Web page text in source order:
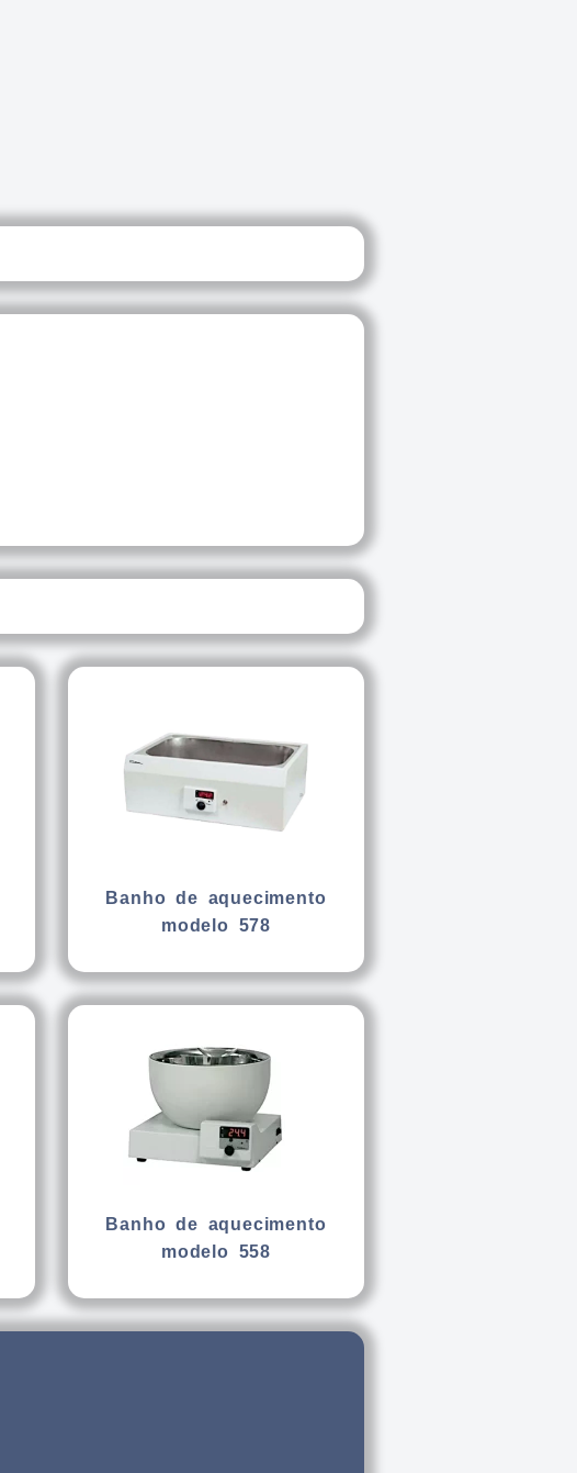
Banho de aquecimento
modelo 578
Banho de aquecimento
modelo 558